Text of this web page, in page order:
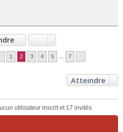
1 2 3 4 5 7
Atteindre
utilisateur inscrit et 17 invités